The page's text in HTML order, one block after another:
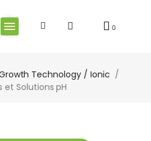
Technology / Ionic
et Solutions pH